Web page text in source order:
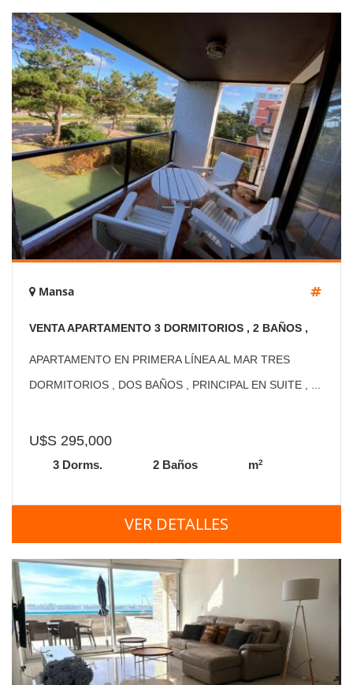
Mansa
VENTA APARTAMENTO 3 DORMITORIOS , 2 BAÑOS ,
DORMITORIO Y BAÑO SERVICIO
APARTAMENTO EN PRIMERA LÍNEA AL MAR TRES
DORMITORIOS , DOS BAÑOS , PRINCIPAL EN SUITE , ...
U$S 295,000
3 Dorms. 2 Baños m2
VER DETALLES